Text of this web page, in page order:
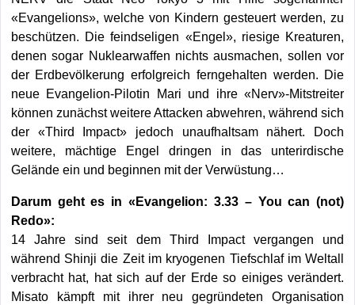
«Evangelions», welche von Kindern gesteuert werden, zu
beschützen. Die feindseligen «Engel», riesige Kreaturen,
denen sogar Nuklearwaffen nichts ausmachen, sollen vor
der Erdbevölkerung erfolgreich ferngehalten werden. Die
neue Evangelion-Pilotin Mari und ihre «Nerv»-Mitstreiter
können zunächst weitere Attacken abwehren, während sich
der «Third Impact» jedoch unaufhaltsam nähert. Doch
weitere, mächtige Engel dringen in das unterirdische
Gelände ein und beginnen mit der Verwüstung…
Darum geht es in «Evangelion: 3.33 – You can (not)
Redo»:
14 Jahre sind seit dem Third Impact vergangen und
während Shinji die Zeit im kryogenen Tiefschlaf im Weltall
verbracht hat, hat sich auf der Erde so einiges verändert.
Misato kämpft mit ihrer neu gegründeten Organisation